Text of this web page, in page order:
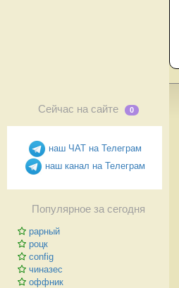
Сейчас на сайте 0
наш ЧАТ на Телеграм
наш канал на Телеграм
Популярное за сегодня
рарный
роцк
config
чиназес
оффник